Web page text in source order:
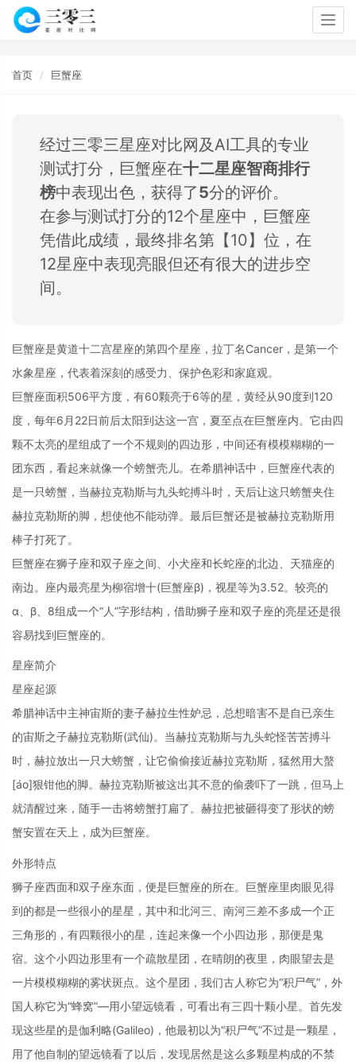
首页 巨蟹座
经过三零三星座对比网及AI工具的专业
测试打分，巨蟹座在十二星座智商排行
榜中表现出色，获得了5分的评价。
在参与测试打分的12个星座中，巨蟹座
凭借此成绩，最终排名第【10】位，在
12星座中表现亮眼但还有很大的进步空
间。
巨蟹座是黄道十二宫星座的第四个星座，拉丁名Cancer，是第一个
水象星座，代表着深刻的感受力、保护色彩和家庭观。
巨蟹座面积506平方度，有60颗亮于6等的星，黄经从90度到120
度，每年6月22日前后太阳到达这一宫，夏至点在巨蟹座内。它由四
颗不太亮的星组成了一个不规则的四边形，中间还有模模糊糊的一
团东西，看起来就像一个螃蟹壳儿。在希腊神话中，巨蟹座代表的
是一只螃蟹，当赫拉克勒斯与九头蛇搏斗时，天后让这只螃蟹夹住
赫拉克勒斯的脚，想使他不能动弹。最后巨蟹还是被赫拉克勒斯用
棒子打死了。
巨蟹座在狮子座和双子座之间、小犬座和长蛇座的北边、天猫座的
南边。座内最亮星为柳宿增十(巨蟹座β)，视星等为3.52。较亮的
α、β、8组成一个“人”字形结构，借助狮子座和双子座的亮星还是很
容易找到巨蟹座的。
星座简介
星座起源
希腊神话中主神宙斯的妻子赫拉生性妒忌，总想暗害不是自已亲生
的宙斯之子赫拉克勒斯(武仙)。当赫拉克勒斯与九头蛇怪苦苦搏斗
时，赫拉放出一只大螃蟹，让它偷偷接近赫拉克勒斯，猛然用大螯
[áo]狠钳他的脚。赫拉克勒斯被这出其不意的偷袭吓了一跳，但马上
就清醒过来，随手一击将螃蟹打扁了。赫拉把被砸得变了形状的螃
蟹安置在天上，成为巨蟹座。
外形特点
狮子座西面和双子座东面，便是巨蟹座的所在。巨蟹座里肉眼见得
到的都是一些很小的星星，其中和北河三、南河三差不多成一个正
三角形的，有四颗很小的星，连起来像一个小四边形，那便是鬼
宿。这个小四边形里有一个疏散星团，在晴朗的夜里，肉眼望去是
一片模模糊糊的雾状斑点。这个星团，我们古人称它为“积尸气”，外
国人称它为“蜂窝”—用小望远镜看，可看出有三四十颗小星。首先发
现这些星的是伽利略(Galileo)，他最初以为“积尸气”不过是一颗星，
用了他自制的望远镜看了以后，发现居然是这么多颗星构成的不禁